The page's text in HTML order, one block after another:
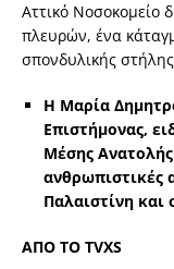
Αττικό Νοσοκομείο
πλευρών, ένα
σπονδυλικής
Η Μαρία
Επιστήμονας,
Μέσης
ανθρωπιστικές
Παλαιστίνη και
ΑΠΟ ΤΟ TVXS